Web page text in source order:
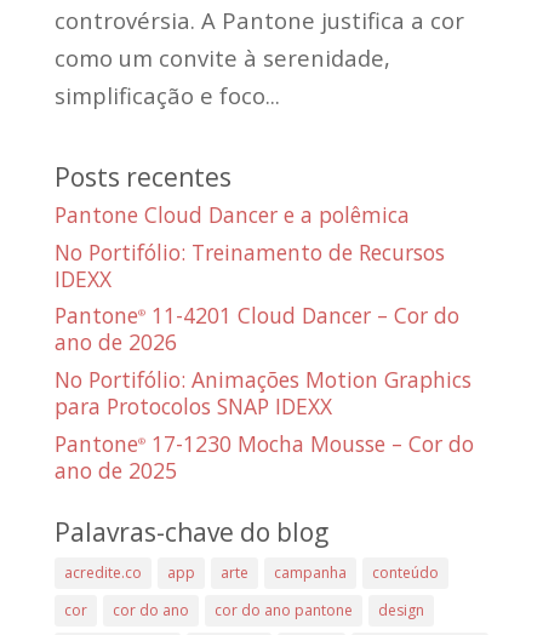
controvérsia. A Pantone justifica a cor
como um convite à serenidade,
simplificação e foco...
Posts recentes
Pantone Cloud Dancer e a polêmica
No Portifólio: Treinamento de Recursos
IDEXX
Pantone®11-4201 Cloud Dancer – Cor do
ano de 2026
No Portifólio: Animações Motion Graphics
para Protocolos SNAP IDEXX
Pantone®17-1230 Mocha Mousse – Cor do
ano de 2025
Palavras-chave do blog
acredite.co app arte campanha
conteúdo
cor
cor do ano cor do ano pantone
design